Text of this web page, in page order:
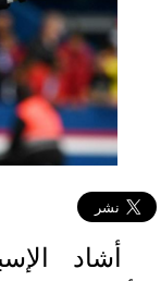
أشاد